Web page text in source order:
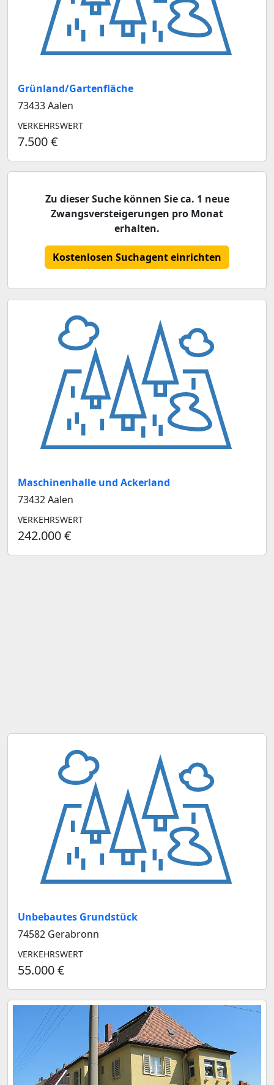
Grünland/Gartenfläche
73433 Aalen
VERKEHRSWERT
7.500 €
Zu dieser Suche können Sie ca. 1 neue
Zwangsversteigerungen pro Monat
erhalten.
Kostenlosen Suchagent einrichten
Maschinenhalle und Ackerland
73432 Aalen
VERKEHRSWERT
242.000 €
Unbebautes Grundstück
74582 Gerabronn
VERKEHRSWERT
55.000 €